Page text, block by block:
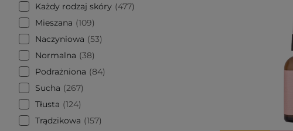
Każdy rodzaj skóry
477
Mieszana
109
Naczyniowa
53
Normalna
38
Podrażniona
84
Sucha
267
Tłusta
124
Trądzikowa
157